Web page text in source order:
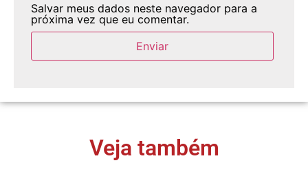
Salvar meus dados neste navegador para a
próxima vez que eu comentar.
Veja também